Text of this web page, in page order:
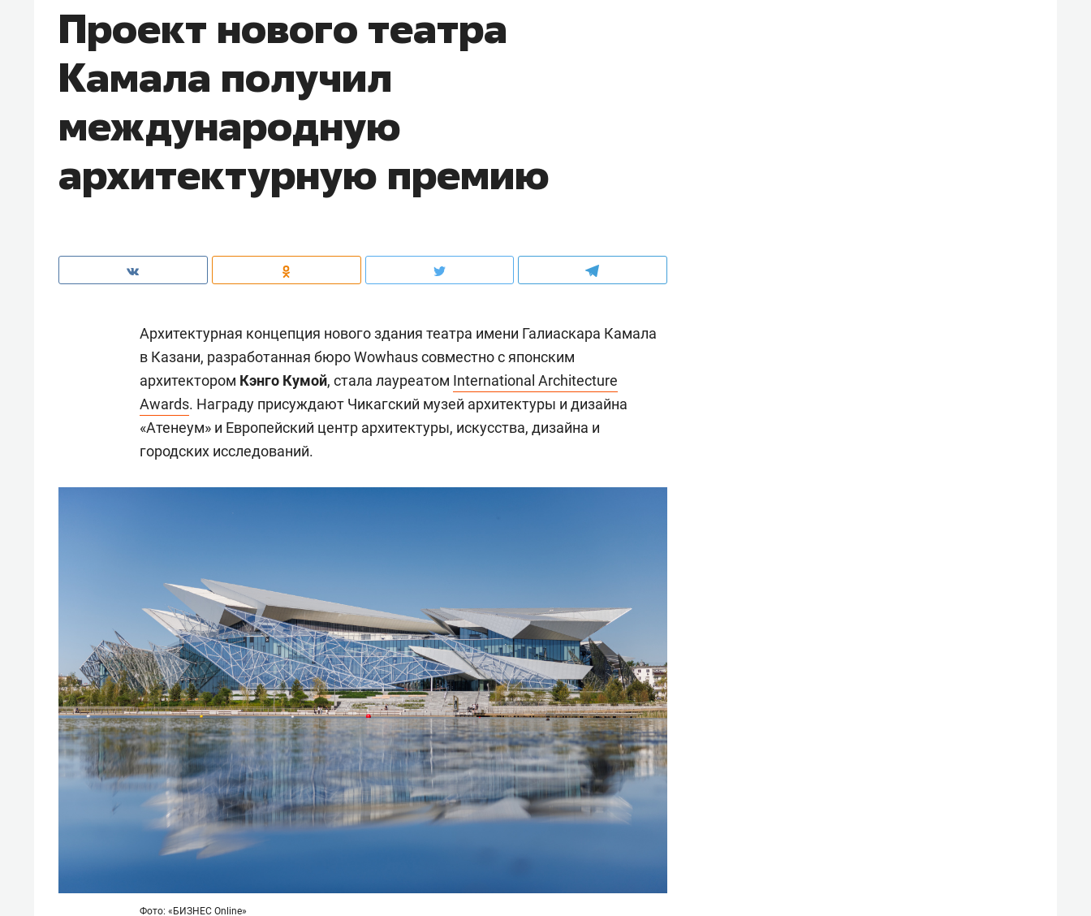
Проект нового театра
Камала получил
международную
архитектурную премию
Архитектурная концепция нового здания театра имени Галиаскара Камала
в Казани, разработанная бюро Wowhaus совместно с японским
архитектором Кэнго Кумой, стала лауреатом International Architecture
Awards. Награду присуждают Чикагский музей архитектуры и дизайна
«Атенеум» и Европейский центр архитектуры, искусства, дизайна и
городских исследований.
Фото: «БИЗНЕС Online»